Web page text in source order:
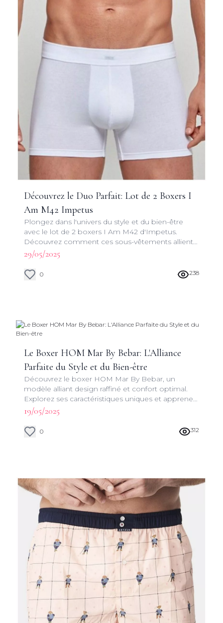
Découvrez le Duo Parfait: Lot de 2 Boxers I
Am M42 Impetus
Plongez dans l'univers du style et du bien-être
avec le lot de 2 boxers I Am M42 d'Impetus.
Découvrez comment ces sous-vêtements allient
design moderne et qualité supérieure pour votre
quotidien.
29/05/2025
0 238
Le Boxer HOM Mar By Bebar: L'Alliance
Parfaite du Style et du Bien-être
Découvrez le boxer HOM Mar By Bebar, un
modèle alliant design raffiné et confort optimal.
Explorez ses caractéristiques uniques et apprenez
pourquoi il est devenu un incontournable de la
collection Boxers & shorties HOM.
19/05/2025
0 312